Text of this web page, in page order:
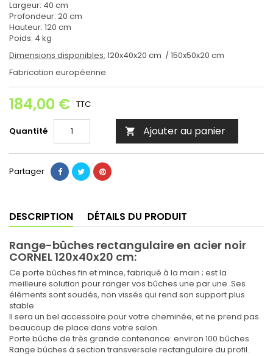
Largeur: 40 cm
Profondeur: 20 cm
Hauteur: 120 cm
Poids: 4 kg
Dimensions disponibles: 120x40x20 cm / 150x50x20 cm
Fabrication européenne
184,00 € TTC
Quantité  Ajouter au panier
Partager
DESCRIPTION DÉTAILS DU PRODUIT
Range-bûches rectangulaire en acier noir
CORNEL 120x40x20 cm:
Ce porte bûches fin et mince, fabriqué à la main ; est la
meilleure solution pour ranger vos bûches une par une. Ses
éléments sont soudés, non vissés qui rend son support plus
stable.
Il sera un bel accessoire pour votre cheminée, et ne prend pas
beaucoup de place dans votre salon.
Porte bûche de très grande contenance: environ 100 bûches
Range bûches à section transversale rectangulaire du profil.